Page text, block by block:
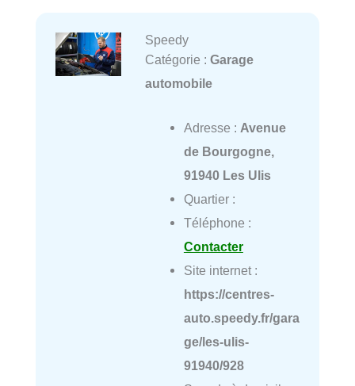
Speedy
Catégorie : Garage
automobile
Adresse : Avenue
de Bourgogne,
91940 Les Ulis
Quartier :
Téléphone :
Contacter
Site internet :
https://centres-
auto.speedy.fr/gara
ge/les-ulis-
91940/928